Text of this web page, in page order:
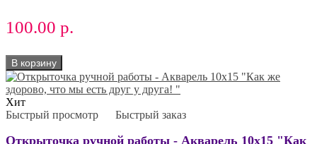
100.00 р.
В корзину
Хит
Быстрый просмотр
Быстрый заказ
Открыточка ручной работы - Акварель 10х15 "Как